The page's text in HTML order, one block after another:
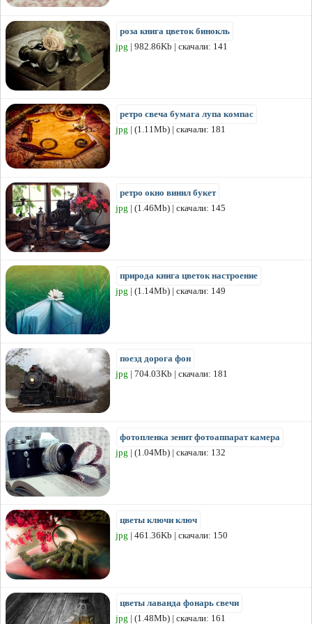
роза книга цветок бинокль
jpg | 982.86Kb | скачали: 141
ретро свеча бумага лупа компас
jpg | (1.11Mb) | скачали: 181
ретро окно винил букет
jpg | (1.46Mb) | скачали: 145
природа книга цветок настроение
jpg | (1.14Mb) | скачали: 149
поезд дорога фон
jpg | 704.03Kb | скачали: 181
фотопленка зенит фотоаппарат камера
jpg | (1.04Mb) | скачали: 132
цветы ключи ключ
jpg | 461.36Kb | скачали: 150
цветы лаванда фонарь свечи
jpg | (1.48Mb) | скачали: 161